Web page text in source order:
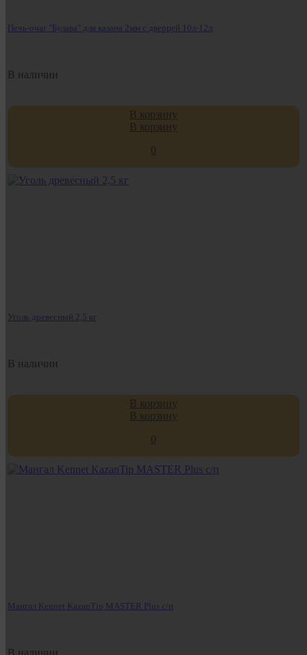
Печь-очаг "Булава" для казана 2мм с дверцей 10л-12л
В наличии
В корзину
В корзину
0
Уголь древесный 2,5 кг
В наличии
В корзину
В корзину
0
Мангал Kennet KazanTip MASTER Plus с/п